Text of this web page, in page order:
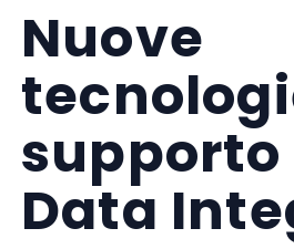
Nuove
Data